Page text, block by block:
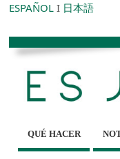
ESPAÑOL I 日本語
QUÉ HACER